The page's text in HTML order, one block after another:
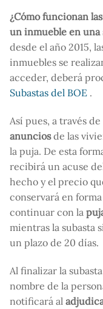
¿Cómo funcionan
un inmueble en una
desde el año 2015,
inmuebles se
acceder, deberá
Subastas del BOE .
Así pues, a través
anunciosde las
la puja. De esta
recibirá un acuse
hecho y el precio
conservará en
continuar con la
mientras la subasta
un plazo de 20 días.
Al finalizar la
nombre de la
notificará al